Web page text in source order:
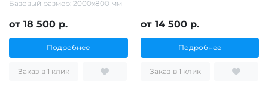
Базовый размер: 2000х800 мм
от 18 500 р.
Подробнее
Заказ в 1 клик
от 14 500 р.
Подробнее
Заказ в 1 клик